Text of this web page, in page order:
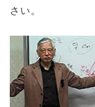
さい。